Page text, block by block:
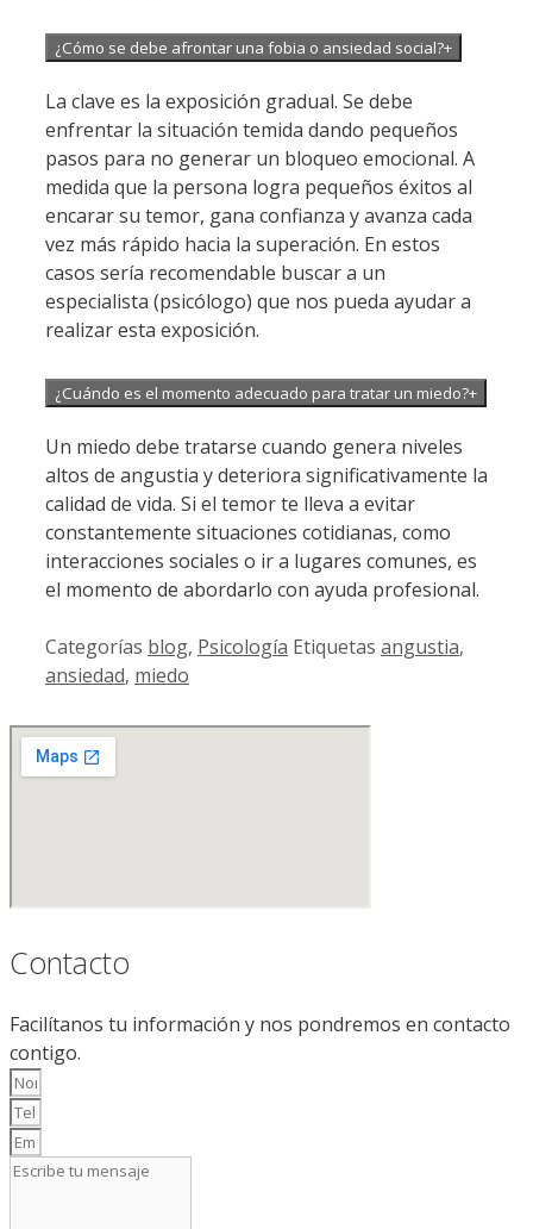
¿Cómo se debe afrontar una fobia o ansiedad social?+
La clave es la exposición gradual. Se debe
enfrentar la situación temida dando pequeños
pasos para no generar un bloqueo emocional. A
medida que la persona logra pequeños éxitos al
encarar su temor, gana confianza y avanza cada
vez más rápido hacia la superación. En estos
casos sería recomendable buscar a un
especialista (psicólogo) que nos pueda ayudar a
realizar esta exposición.
¿Cuándo es el momento adecuado para tratar un miedo?+
Un miedo debe tratarse cuando genera niveles
altos de angustia y deteriora significativamente la
calidad de vida. Si el temor te lleva a evitar
constantemente situaciones cotidianas, como
interacciones sociales o ir a lugares comunes, es
el momento de abordarlo con ayuda profesional.
Categorías blog, Psicología Etiquetas angustia,
ansiedad, miedo
Contacto
Facilítanos tu información y nos pondremos en contacto
contigo.